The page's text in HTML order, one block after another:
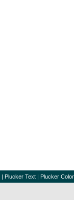
| Plucker Text | Plucker Color